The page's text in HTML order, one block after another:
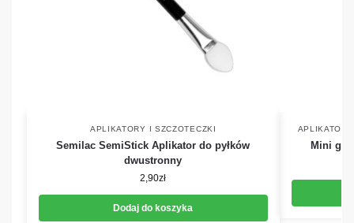
APLIKATORY I SZCZOTECZKI
Semilac SemiStick Aplikator do pyłków
dwustronny
2,90zł
Dodaj do koszyka
Mini